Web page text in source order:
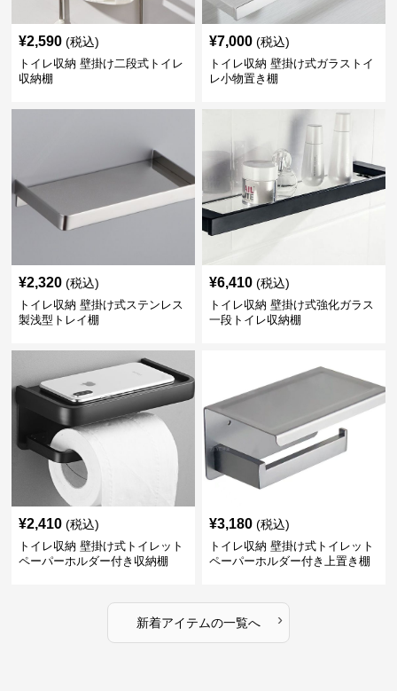
¥2,590 (税込)
トイレ収納 壁掛け二段式トイレ
収納棚
¥7,000 (税込)
トイレ収納 壁掛け式ガラストイ
レ小物置き棚
¥2,320 (税込)
トイレ収納 壁掛け式ステンレス
製浅型トレイ棚
¥6,410 (税込)
トイレ収納 壁掛け式強化ガラス
一段トイレ収納棚
¥2,410 (税込)
トイレ収納 壁掛け式トイレット
ペーパーホルダー付き収納棚
¥3,180 (税込)
トイレ収納 壁掛け式トイレット
ペーパーホルダー付き上置き棚
新着アイテムの一覧へ ›